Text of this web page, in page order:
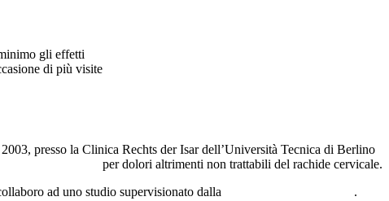
gli effetti
di più visite
presso la Clinica Rechts der Isar dell’Università Tecnica di Berlino
per dolori altrimenti non trattabili del rachide cervicale.
ad uno studio supervisionato dalla
.